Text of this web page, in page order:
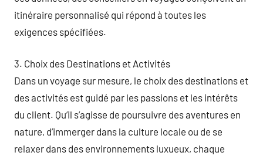
itinéraire personnalisé qui répond à toutes les
exigences spécifiées.
3. Choix des Destinations et Activités
Dans un voyage sur mesure, le choix des destinations et
des activités est guidé par les passions et les intérêts
du client. Qu’il s’agisse de poursuivre des aventures en
nature, d’immerger dans la culture locale ou de se
relaxer dans des environnements luxueux, chaque